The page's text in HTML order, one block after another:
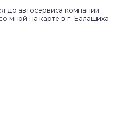
до автосервиса компании
мной на карте в г. Балашиха